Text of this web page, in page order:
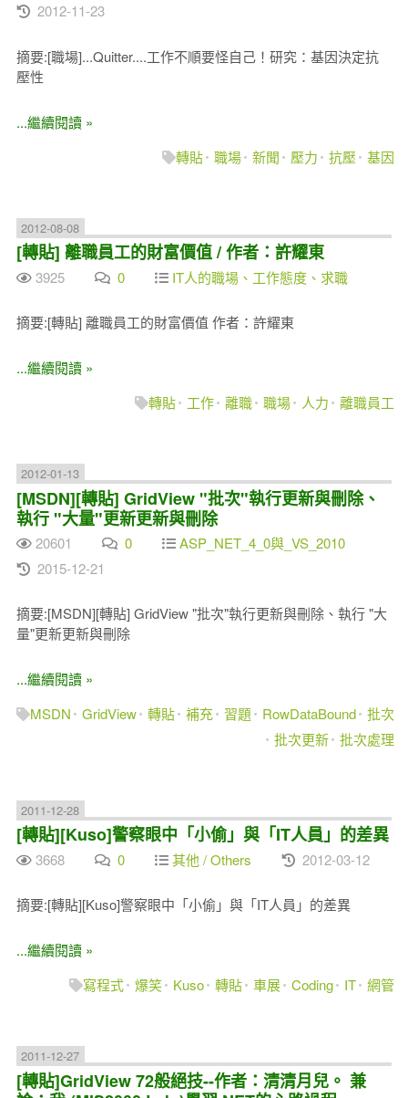
2012-11-23
摘要:[職場]...Quitter....工作不順要怪自己！研究：基因決定抗
壓性
...繼續閱讀 »
轉貼 職場 新聞 壓力 抗壓 基因
2012-08-08
[轉貼] 離職員工的財富價值 / 作者：許耀東
3925 0 IT人的職場、工作態度、求職
摘要:[轉貼] 離職員工的財富價值 作者：許耀東
...繼續閱讀 »
轉貼
工作 離職 職場 人力 離職員工
2012-01-13
[MSDN][轉貼] GridView "批次"執行更新與刪除、
執行 "大量"更新更新與刪除
20601 0
ASP_NET_4_0與_VS_2010
2015-12-21
摘要:[MSDN][轉貼] GridView "批次"執行更新與刪除、執行 "大
量"更新更新與刪除
...繼續閱讀 »
MSDN
GridView 轉貼 補充 習題 RowDataBound 批次
批次更新 批次處理
2011-12-28
[轉貼][Kuso]警察眼中「小偷」與「IT人員」的差異
3668 0 其他 / Others 2012-03-12
摘要:[轉貼][Kuso]警察眼中「小偷」與「IT人員」的差異
...繼續閱讀 »
寫程式 爆笑 Kuso 轉貼 車展 Coding IT 網管
2011-12-27
[轉貼]GridView 72般絕技--作者：清清月兒。 兼